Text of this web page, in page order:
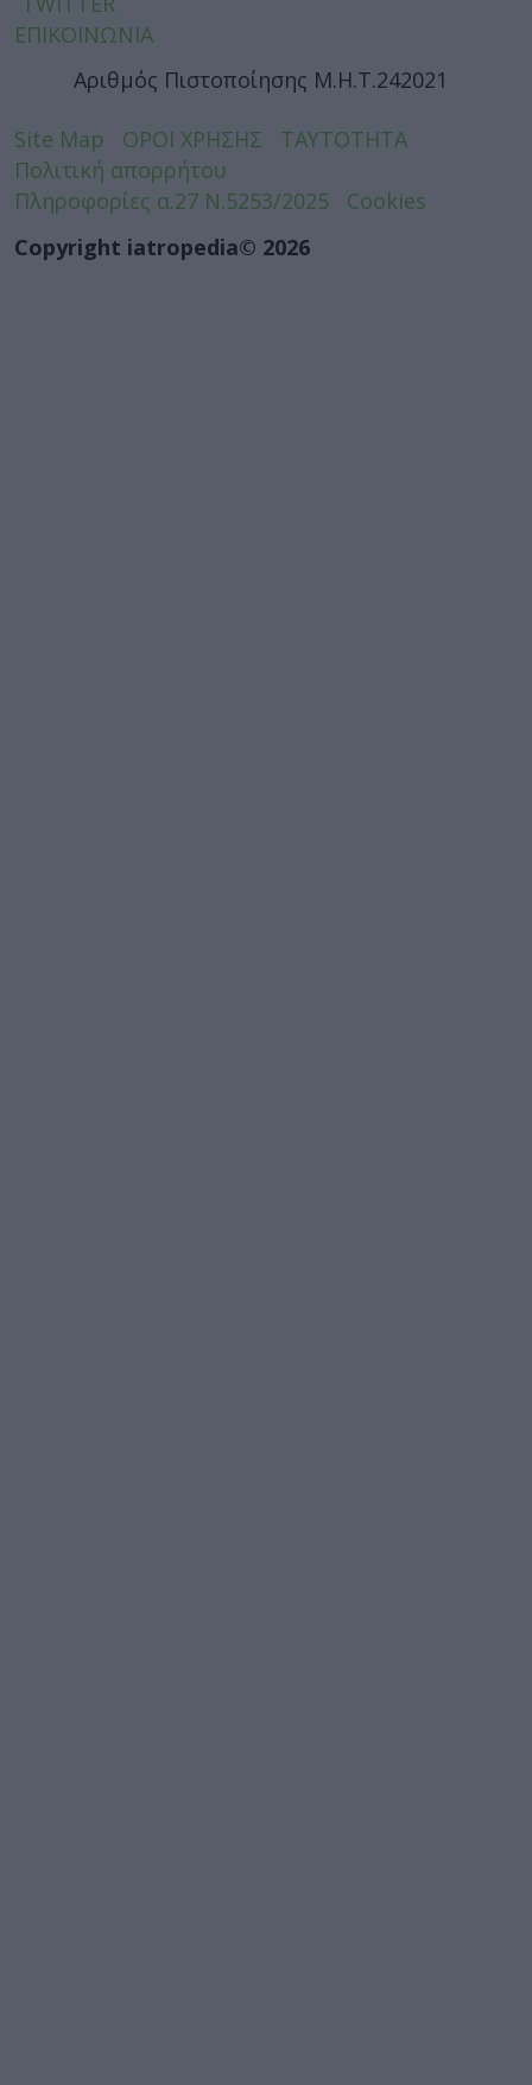
ΕΠΙΚΟΙΝΩΝΙΑ
Αριθμός Πιστοποίησης Μ.Η.Τ.242021
Site Map ΟΡΟΙ ΧΡΗΣΗΣ
ΤΑΥΤΟΤΗΤΑ
Πολιτική απορρήτου
Πληροφορίες α.27 Ν.5253/2025
Cookies
Copyright iatropedia© 2026